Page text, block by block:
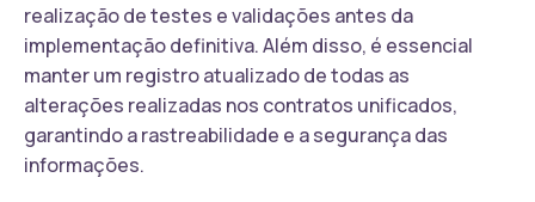
realização de testes e validações antes da
implementação definitiva. Além disso, é essencial
manter um registro atualizado de todas as
alterações realizadas nos contratos unificados,
garantindo a rastreabilidade e a segurança das
informações.